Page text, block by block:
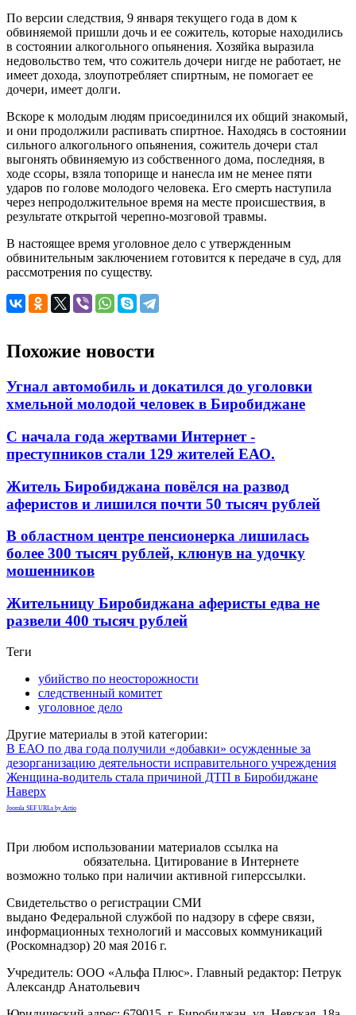
По версии следствия, 9 января текущего года в дом к
обвиняемой пришли дочь и ее сожитель, которые находились
в состоянии алкогольного опьянения. Хозяйка выразила
недовольство тем, что сожитель дочери нигде не работает, не
имеет дохода, злоупотребляет спиртным, не помогает ее
дочери, имеет долги.
Вскоре к молодым людям присоединился их общий знакомый,
и они продолжили распивать спиртное. Находясь в состоянии
сильного алкогольного опьянения, сожитель дочери стал
выгонять обвиняемую из собственного дома, последняя, в
ходе ссоры, взяла топорище и нанесла им не менее пяти
ударов по голове молодого человека. Его смерть наступила
через непродолжительное время на месте происшествия, в
результате открытой черепно-мозговой травмы.
В настоящее время уголовное дело с утвержденным
обвинительным заключением готовится к передаче в суд, для
рассмотрения по существу.
Похожие новости
Угнал автомобиль и докатился до уголовки
хмельной молодой человек в Биробиджане
С начала года жертвами Интернет -
преступников стали 129 жителей ЕАО.
Житель Биробиджана повёлся на развод
аферистов и лишился почти 50 тысяч рублей
В областном центре пенсионерка лишилась
более 300 тысяч рублей, клюнув на удочку
мошенников
Жительницу Биробиджана аферисты едва не
развели 400 тысяч рублей
Теги
убийство по неосторожности
следственный комитет
уголовное дело
Другие материалы в этой категории:
В ЕАО по два года получили «добавки» осужденные за
дезорганизацию деятельности исправительного учреждения
Женщина-водитель стала причиной ДТП в Биробиджане
Наверх
Joomla SEF URLs by Artio
При любом использовании материалов ссылка на
обязательна. Цитирование в Интернете
возможно только при наличии активной гиперссылки.
Свидетельство о регистрации СМИ
выдано Федеральной службой по надзору в сфере связи,
информационных технологий и массовых коммуникаций
(Роскомнадзор) 20 мая 2016 г.
Учредитель: ООО «Альфа Плюс». Главный редактор: Петрук
Александр Анатольевич